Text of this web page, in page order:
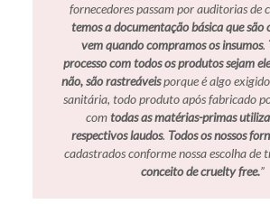
fornecedores passam por auditorias de
temos a documentação básica que são
vem quando compramos os insumos.
processo com todos os produtos sejam
não, são rastreáveisporque é algo
sanitária, todo produto após fabricado
comtodas as matérias-primas
respectivos laudos. Todos os nossos
cadastrados conforme nossa escolha de
conceito de cruelty free.”